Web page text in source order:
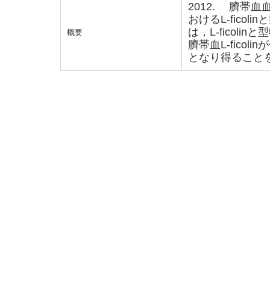
概要
2012. 臍帯血血
おけるL-ficolin
は，L-ficolinと
臍帯血L-ficolin
となり得ること